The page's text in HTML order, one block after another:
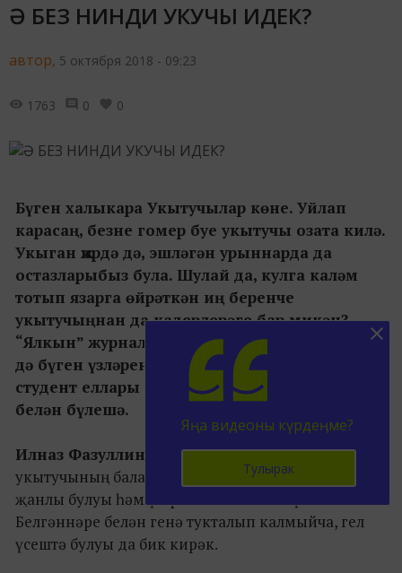
Ә БЕЗ НИНДИ УКУЧЫ ИДЕК?
автор, 5 октября 2018 - 09:23
1763 0 0
Бүген халыкара Укытучылар көне. Уйлап
карасаң, безне гомер буе укытучы озата килә.
Укыган җирдә дә, эшләгән урыннарда да
остазларыбыз була. Шулай да, кулга каләм
тотып язарга өйрәткән иң беренче
укытучыңнан да кадерлерәге бар микән?
“Ялкын” журналының кайбер хезмәткәрләре
дә бүген үзләренең укытучылары, мәктәп һәм
студент еллары турындагы истәлекләре
белән бүлешә.
Илназ Фазуллин, баш мөхәррир:“Минем өчен
укытучының балаларны яратуы, үзенең дә бала
җанлы булуы һәм үз фәнен камил белүе мөһим.
Белгәннәре белән генә тукталып калмыйча, гел
үсештә булуы да бик кирәк.
Яңа видеоны күрдеңме?
Тулырак